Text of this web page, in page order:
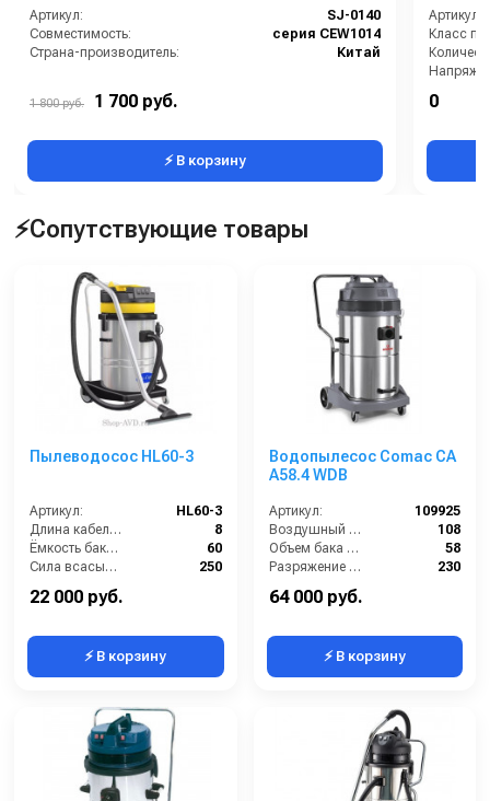
Артикул:
SJ-0140
Совместимость:
серия CEW1014
Страна-производитель:
Китай
1 800 руб. 1 700 руб.
⚡ В корзину
Артикул:
Класс
0
⚡Сопутствующие товары
Пылеводосос HL60-3
Артикул:
HL60-3
Длина кабеля (м):
8
Ёмкость бака (л):
60
Сила всасывания (мбар):
250
Напряжение (В):
22 000 руб.
⚡ В корзину
Водопылесос Comac CA
A58.4 WDВ
Артикул:
109925
Воздушный поток (л/сек):
108
Объем бака (л):
58
Разряжение (мБар):
230
Уровень шума (дБ):
64 000 руб.
⚡ В корзину